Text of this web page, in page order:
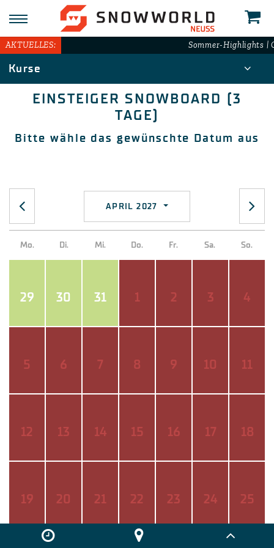
AKTUELLES: Sommer-Highlights |
Kurse
EINSTEIGER SNOWBOARD (3
TAGE)
Bitte wähle das gewünschte Datum aus
APRIL 2027
Mo. Di. Mi. Do. Fr. Sa. So.
29 30 31 1 2 3 4
5 6 7 8 9 10 11
12 13 14 15 16 17 18
19 20 21 22 23 24 25